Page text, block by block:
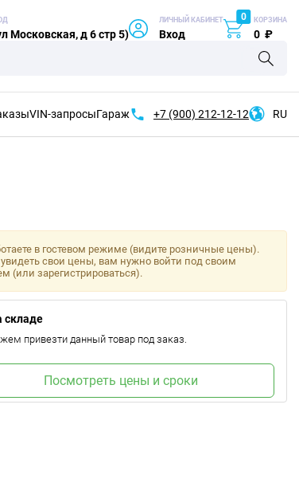
Московская, д 6 стр 5)
ЛИЧНЫЙ КАБИНЕТ
Вход
0 КОРЗИНА
0 ₽
VIN-запросыГараж +7 (900) 212-12-12 RU
в гостевом режиме (видите розничные цены).
свои цены, вам нужно войти под своим
(или зарегистрироваться).
складе
привезти данный товар под заказ.
Посмотреть цены и сроки